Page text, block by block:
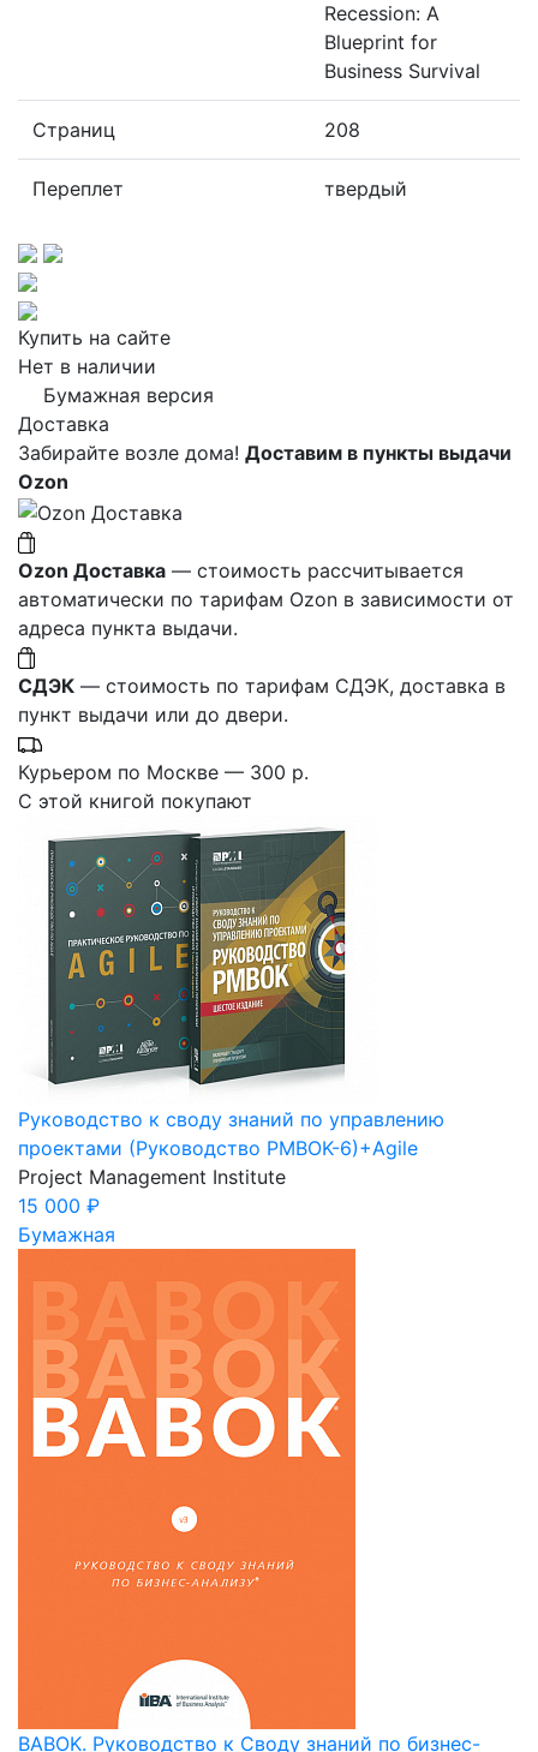
Recession: A
Blueprint for
Business Survival
Страниц 208
Переплет твердый
Купить на сайте
Нет в наличии
Бумажная версия
Доставка
Забирайте возле дома! Доставим в пункты выдачи
Ozon
Ozon Доставка — стоимость рассчитывается
автоматически по тарифам Ozon в зависимости от
адреса пункта выдачи.
СДЭК — стоимость по тарифам СДЭК, доставка в
пункт выдачи или до двери.
Курьером по Москве — 300 р.
С этой книгой покупают
Руководство к своду знаний по управлению
проектами (Руководство PMBOK-6)+Аgile
Project Management Institute
15 000 ₽
Бумажная
BABOK. Руководство к Своду знаний по бизнес-